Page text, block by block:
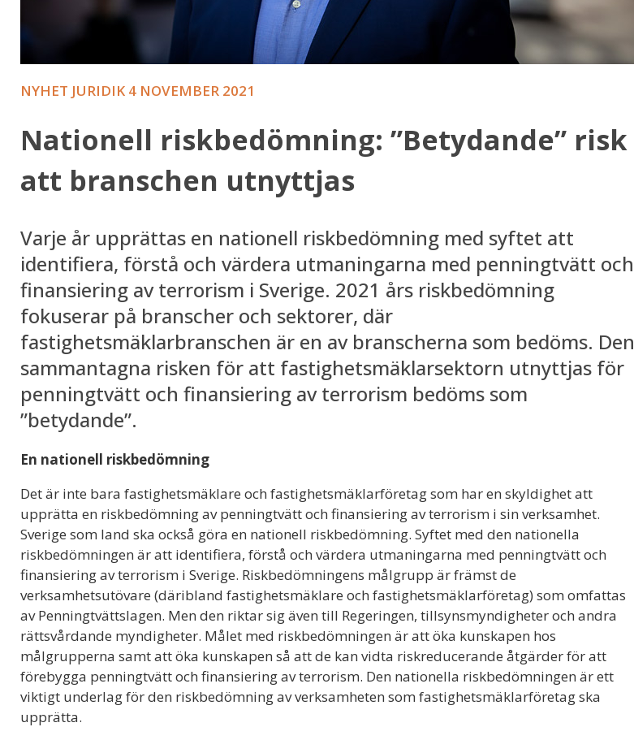
NYHET JURIDIK 4 NOVEMBER 2021
Nationell riskbedömning: ”Betydande” risk
att branschen utnyttjas
Varje år upprättas en nationell riskbedömning med syftet att
identifiera, förstå och värdera utmaningarna med penningtvätt och
finansiering av terrorism i Sverige. 2021 års riskbedömning
fokuserar på branscher och sektorer, där
fastighetsmäklarbranschen är en av branscherna som bedöms. Den
sammantagna risken för att fastighetsmäklarsektorn utnyttjas för
penningtvätt och finansiering av terrorism bedöms som
”betydande”.
En nationell riskbedömning
Det är inte bara fastighetsmäklare och fastighetsmäklarföretag som har en skyldighet att
upprätta en riskbedömning av penningtvätt och finansiering av terrorism i sin verksamhet.
Sverige som land ska också göra en nationell riskbedömning. Syftet med den nationella
riskbedömningen är att identifiera, förstå och värdera utmaningarna med penningtvätt och
finansiering av terrorism i Sverige. Riskbedömningens målgrupp är främst de
verksamhetsutövare (däribland fastighetsmäklare och fastighetsmäklarföretag) som omfattas
av Penningtvättslagen. Men den riktar sig även till Regeringen, tillsynsmyndigheter och andra
rättsvårdande myndigheter. Målet med riskbedömningen är att öka kunskapen hos
målgrupperna samt att öka kunskapen så att de kan vidta riskreducerande åtgärder för att
förebygga penningtvätt och finansiering av terrorism. Den nationella riskbedömningen är ett
viktigt underlag för den riskbedömning av verksamheten som fastighetsmäklarföretag ska
upprätta.